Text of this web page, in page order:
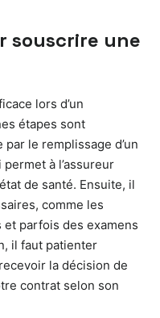
souscrire une
lors d’un
étapes sont
le remplissage d’un
à l’assureur
de santé. Ensuite, il
comme les
parfois des examens
il faut patienter
la décision de
contrat selon son